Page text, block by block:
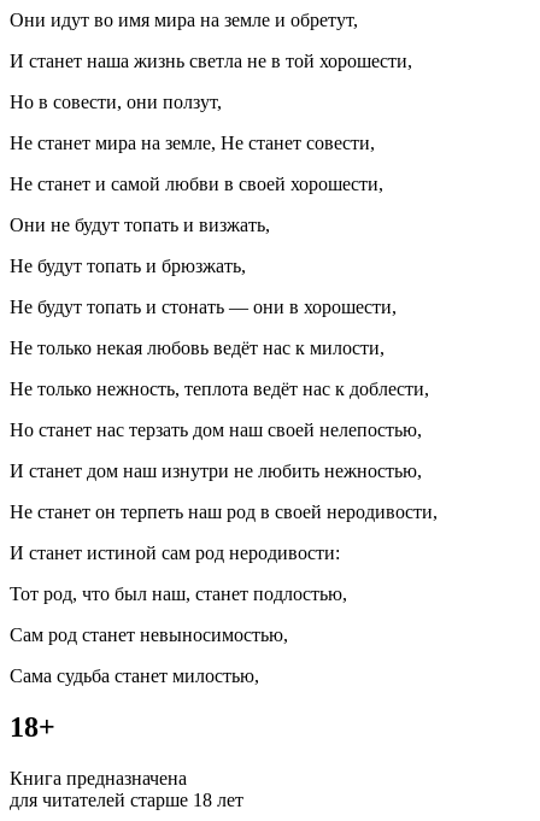
Они идут во имя мира на земле и обретут,
И станет наша жизнь светла не в той хорошести,
Но в совести, они ползут,
Не станет мира на земле, Не станет совести,
Не станет и самой любви в своей хорошести,
Они не будут топать и визжать,
Не будут топать и брюзжать,
Не будут топать и стонать — они в хорошести,
Не только некая любовь ведёт нас к милости,
Не только нежность, теплота ведёт нас к доблести,
Но станет нас терзать дом наш своей нелепостью,
И станет дом наш изнутри не любить нежностью,
Не станет он терпеть наш род в своей неродивости,
И станет истиной сам род неродивости:
Тот род, что был наш, станет подлостью,
Сам род станет невыносимостью,
Сама судьба станет милостью,
18+
Книга предназначена
для читателей старше 18 лет